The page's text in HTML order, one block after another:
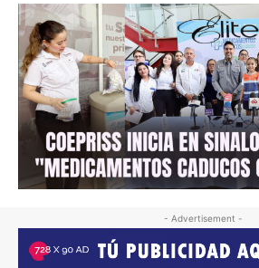
- Advertisement -